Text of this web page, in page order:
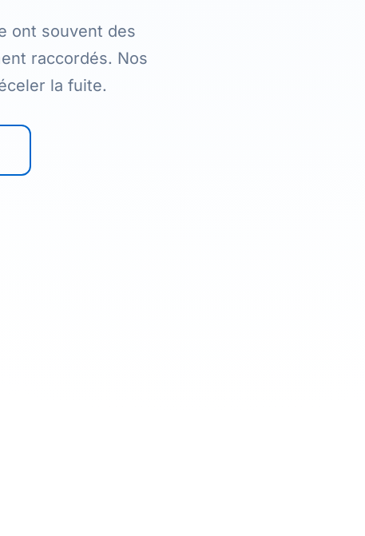
ont souvent des
raccordés. Nos
la fuite.